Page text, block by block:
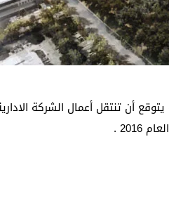
أن تنتقل أعمال الشركة
.